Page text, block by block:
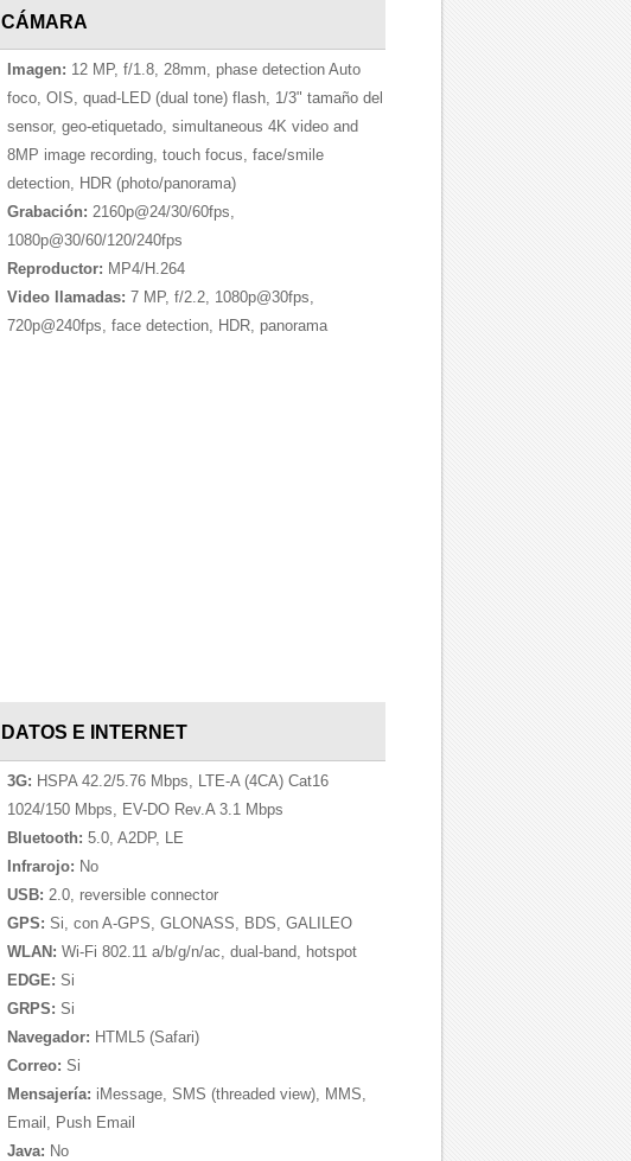
CÁMARA
Imagen: 12 MP, f/1.8, 28mm, phase detection Auto
foco, OIS, quad-LED (dual tone) flash, 1/3" tamaño del
sensor, geo-etiquetado, simultaneous 4K video and
8MP image recording, touch focus, face/smile
detection, HDR (photo/panorama)
Grabación: 2160p@24/30/60fps,
1080p@30/60/120/240fps
Reproductor: MP4/H.264
Video llamadas: 7 MP, f/2.2, 1080p@30fps,
720p@240fps, face detection, HDR, panorama
DATOS E INTERNET
3G: HSPA 42.2/5.76 Mbps, LTE-A (4CA) Cat16
1024/150 Mbps, EV-DO Rev.A 3.1 Mbps
Bluetooth: 5.0, A2DP, LE
Infrarojo: No
USB: 2.0, reversible connector
GPS: Si, con A-GPS, GLONASS, BDS, GALILEO
WLAN: Wi-Fi 802.11 a/b/g/n/ac, dual-band, hotspot
EDGE: Si
GRPS: Si
Navegador: HTML5 (Safari)
Correo: Si
Mensajería: iMessage, SMS (threaded view), MMS,
Email, Push Email
Java: No